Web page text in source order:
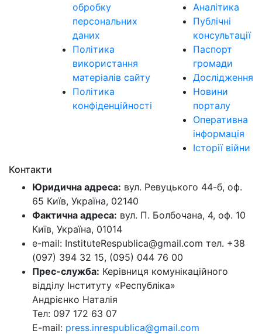
обробку
персональних
даних
Політика
використання
матеріалів сайту
Політика
конфіденційності
Аналітика
Публічні
консультації
Паспорт
громади
Дослідження
Новини
порталу
Оперативна
інформація
Історії війни
Контакти
Юридична адреса: вул. Ревуцького 44-б, оф.
65 Київ, Україна, 02140
Фактична адреса: вул. П. Болбочана, 4, оф. 10
Київ, Україна, 01014
e-mail: InstituteRespublica@gmail.com тел. +38
(097) 394 32 15, (095) 044 76 00
Прес-служба: Керівниця комунікаційного
відділу Інституту «Республіка»
Андрієнко Наталія
Тел: 097 172 63 07
E-mail: press.inrespublica@gmail.com